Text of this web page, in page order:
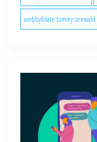
webbyfiliate tommy seewald